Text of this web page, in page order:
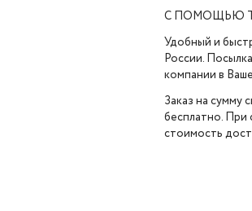
С ПОМОЩЬЮ
Удобный и
России.
компании в
Заказ на сумму
бесплатно. При
стоимость